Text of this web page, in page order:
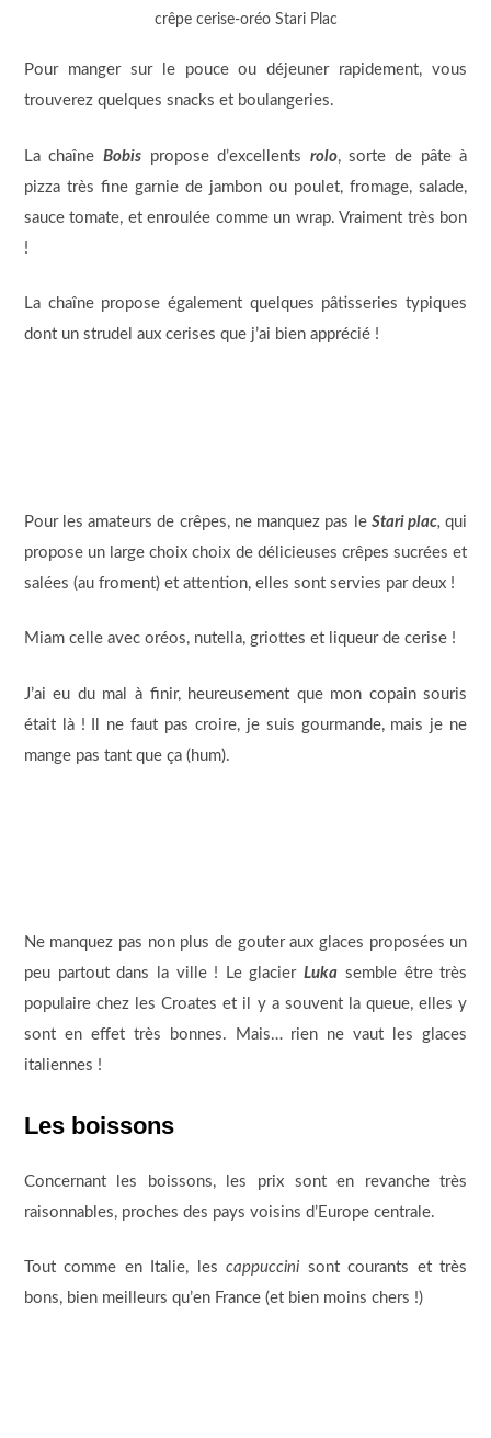
crêpe cerise-oréo Stari Plac
Pour manger sur le pouce ou déjeuner rapidement, vous
trouverez quelques snacks et boulangeries.
La chaîneBobis propose d’excellents rolo, sorte de pâte à
pizza très fine garnie de jambon ou poulet, fromage, salade,
sauce tomate, et enroulée comme un wrap. Vraiment très bon
!
La chaîne propose également quelques pâtisseries typiques
dont un strudel aux cerises que j’ai bien apprécié !
Pour les amateurs de crêpes, ne manquez pas le Stari plac,qui
propose un large choix choix de délicieuses crêpes sucrées et
salées (au froment) et attention, elles sont servies par deux !
Miam celle avec oréos, nutella, griottes et liqueur de cerise !
J’ai eu du mal à finir, heureusement que mon copain souris
était là ! Il ne faut pas croire, je suis gourmande, mais je ne
mange pas tant que ça (hum).
Ne manquez pas non plus de gouter aux glaces proposées un
peu partout dans la ville ! Le glacierLuka semble être très
populaire chez les Croates et il y a souvent la queue, elles y
sont en effet très bonnes. Mais… rien ne vaut les glaces
italiennes !
Les boissons
Concernant les boissons, les prix sont en revanche très
raisonnables, proches des pays voisins d’Europe centrale.
Tout comme en Italie, lescappuccini sont courants et très
bons, bien meilleurs qu’en France (et bien moins chers !)